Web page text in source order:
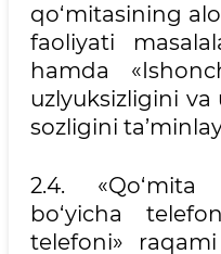
qo‘mitasining
faoliyati
hamda
uzlyuksizligini
sozligini
2.4. «Qo‘mita
bo‘yicha
telefoni»